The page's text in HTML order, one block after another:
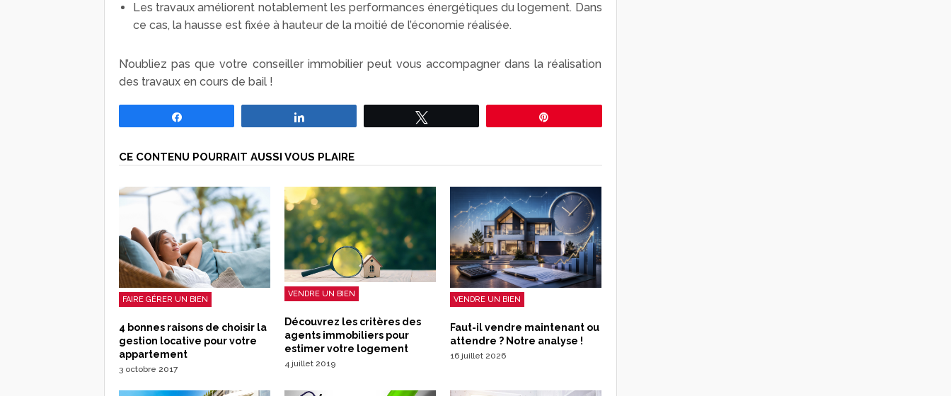
Les travaux améliorent notablement les performances énergétiques du logement. Dans
ce cas, la hausse est fixée à hauteur de la moitié de l’économie réalisée.
N’oubliez pas que votre conseiller immobilier peut vous accompagner dans la réalisation
des travaux en cours de bail !
CE CONTENU POURRAIT AUSSI VOUS PLAIRE
FAIRE GÉRER UN BIEN
4 bonnes raisons de choisir la
gestion locative pour votre
appartement
3 octobre 2017
VENDRE UN BIEN
Découvrez les critères des
agents immobiliers pour
estimer votre logement
4 juillet 2019
VENDRE UN BIEN
Faut-il vendre maintenant ou
attendre ? Notre analyse !
16 juillet 2026